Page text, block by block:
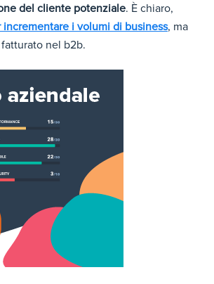
del cliente potenziale. È chiaro,
incrementare i volumi di business, ma
nel b2b.